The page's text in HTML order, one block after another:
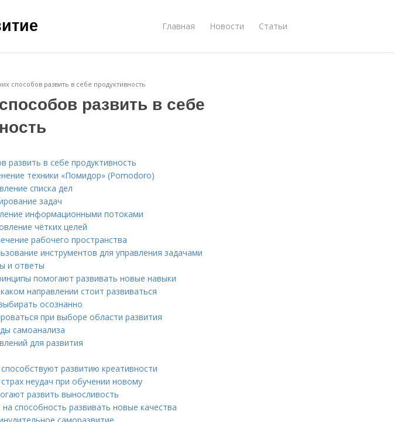
Главная Новости Статьи
способов развить в себе продуктивность
развить в себе
развить в себе продуктивность
техники «Помидор» (Pomodoro)
списка дел
задач
информационными потоками
чётких целей
рабочего пространства
инструментов для управления задачами
и ответы
помогают развивать новые навыки
направлении стоит развиваться
осознанно
при выборе области развития
самоанализа
для развития
развитию креативности
неудач при обучении новому
развить выносливость
способность развивать новые качества